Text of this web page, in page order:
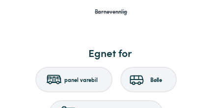
Barnevennlig
Egnet for
panel varebil Bølle